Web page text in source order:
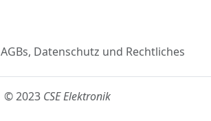
AGBs, Datenschutz und Rechtliches
© 2023 CSE Elektronik